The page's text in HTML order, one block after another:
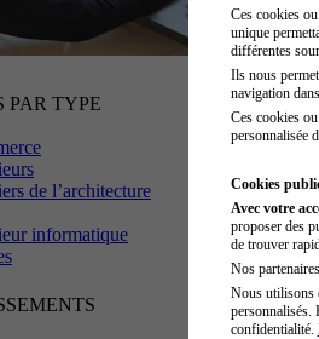
PAR TYPE
de l’architecture
informatique
Ces cookies
unique
différentes
Ils nous
navigation
Ces cookies
personnalisée
Cookies
Avec votre
proposer des
de trouver
Nos
Nous utilisons
personnalisés.
confidentialité.